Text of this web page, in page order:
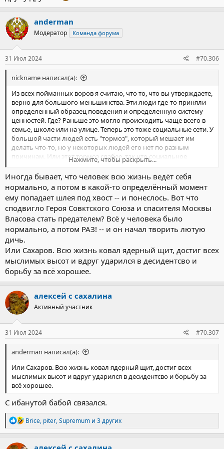
anderman
Модератор Команда форума
31 Июл 2024 #70.306
nickname написал(а):
Из всех пойманных воров я считаю, что то, что вы утверждаете,
верно для большого меньшинства. Эти люди где-то приняли
определенный образец поведения и определенную систему
ценностей. Где? Раньше это могло происходить чаще всего в
семье, школе или на улице. Теперь это тоже социальные сети. У
большой части людей есть "тормоз", который мешает им
делать что-то, но у некоторых людей его нет по разным
причинам. Или этот тормоз слабее, так что социальное
осуждение определенного поведения (законного или
обычайного) не сдерживает их...
Дети в школах учатся не только у учителей. Они учатся друг у
друга...
Нажмите, чтобы раскрыть...
Иногда бывает, что человек всю жизнь ведёт себя
нормально, а потом в какой-то определённый момент
ему попадает шлея под хвост -- и понеслось. Вот что
сподвигло Героя Совктского Союза и спасителя Москвы
Власова стать предателем? Всё у человека было
нормально, а потом РАЗ! -- и он начал творить лютую
дичь.
Или Сахаров. Всю жизнь ковал ядерный щит, достиг всех
мыслимых высот и вдруг ударился в десидентсво и
борьбу за всё хорошее.
алексей с сахалина
Активный участник
31 Июл 2024 #70.307
anderman написал(а):
Или Сахаров. Всю жизнь ковал ядерный щит, достиг всех
мыслимых высот и вдруг ударился в десидентсво и борьбу за
всё хорошее.
С ибанутой бабой связался.
Р
е
а
к
Brice, piter,Supremum и 3 других